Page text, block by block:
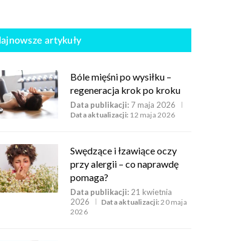
artykuły
Bóle mięśni po wysiłku –
regeneracja krok po kroku
Data publikacji: 7 maja 2026
Data aktualizacji: 12 maja 2026
Swędzące i łzawiące oczy
przy alergii – co naprawdę
pomaga?
Data publikacji: 21 kwietnia
2026
Data aktualizacji:20 maja
2026